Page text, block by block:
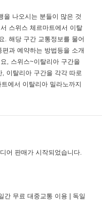
을 나오시는 분들이 많은 것
스위스 체르마트에서 이탈
. 해당 구간 교통정보를 물어
과 예약하는 방법등을 소개
, 스위스~이탈리아 구간을
이탈리아 구간을 각각 따로
에서 이탈리아 밀라노까지
어 판매가 시작되었습니다.
간 무료 대중교통 이용 | 독일